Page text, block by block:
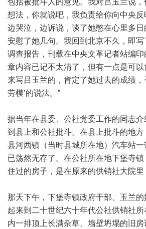
包括被批斗人的意见。我对吕玉兰说
想法，你就说吧，我负责给你向中央
边哭泣，边诉说，谈了她憋在心里多
安慰了她几句。我回到北京不久，即
调查报告，刊载在中央文革记者站编
章内容已记不太清了，但有一点是可
来写吕玉兰的，肯定了她过去的成绩，
劳模’的说法。”
据当年在县委、公社党委工作的同志
到县上和公社批斗。在县上批斗的地
县河西镇（当时县城所在地）汽车站
已荡然无存了。在公社所在地下堡寺
住过的房子，是在原来的供销社大院里
那天下午，下堡寺镇政府干部、玉兰
起来到二十世纪六十年代公社供销社
内一排顶上长满杂草、墙壁坍塌的旧房